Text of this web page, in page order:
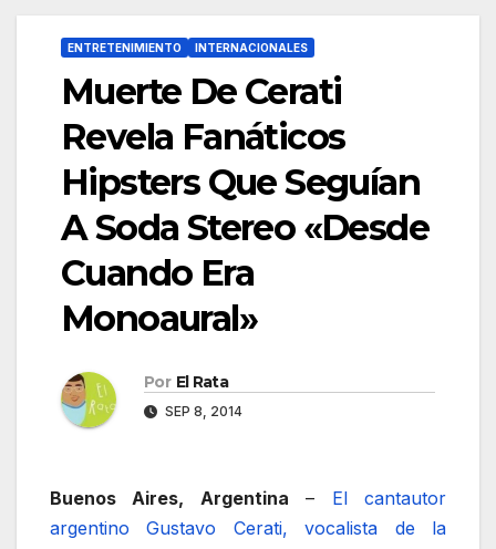
ENTRETENIMIENTO INTERNACIONALES
Muerte De Cerati
Revela Fanáticos
Hipsters Que Seguían
A Soda Stereo «Desde
Cuando Era
Monoaural»
Por El Rata
SEP 8, 2014
Buenos Aires, Argentina – El cantautor
argentino Gustavo Cerati, vocalista de la